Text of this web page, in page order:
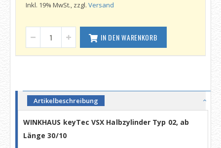
Inkl. 19% MwSt., zzgl. Versand
IN DEN WARENKORB
Artikelbeschreibung
WINKHAUS keyTec VSX Halbzylinder Typ 02, ab
Länge 30/10